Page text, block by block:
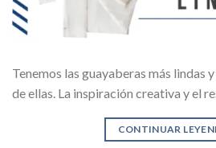
Tenemos las guayaberas más lindas
de ellas. La inspiración creativa y el
CONTINUAR